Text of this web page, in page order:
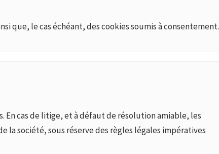
que, le cas échéant, des cookies soumis à consentement.
En cas de litige, et à défaut de résolution amiable, les
la société, sous réserve des règles légales impératives